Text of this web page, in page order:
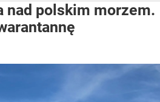
nad polskim morzem.